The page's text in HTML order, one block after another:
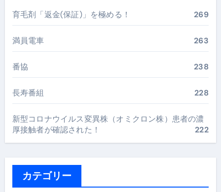
育毛剤「返金(保証)」を極める！ 269
満員電車 263
番協 238
長寿番組 228
新型コロナウイルス変異株（オミクロン株）患者の濃
厚接触者が確認された！
222
カテゴリー